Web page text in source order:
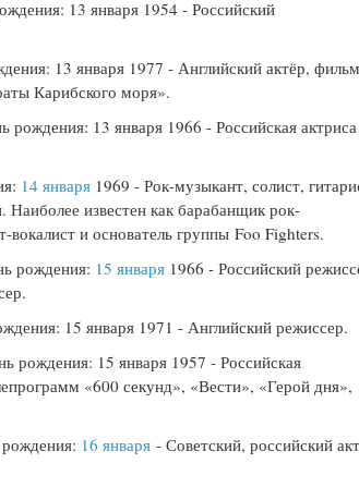
13 января 1954 - Российский
13 января 1977 - Английский актёр,
Карибского моря».
рождения: 13 января 1966 - Российская актриса
14 января 1969 - Рок-музыкант, солист,
Наиболее известен как барабанщик рок-
и основатель группы Foo Fighters.
рождения: 15 января 1966 - Российский
15 января 1971 - Английский режиссер.
рождения: 15 января 1957 - Российская
«600 секунд», «Вести», «Герой дня»,
16 января - Советский, российский